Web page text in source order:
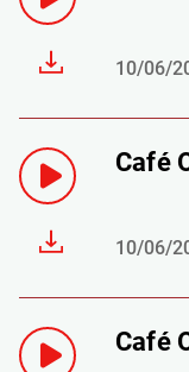
10/06/
Café
10/06/
Café